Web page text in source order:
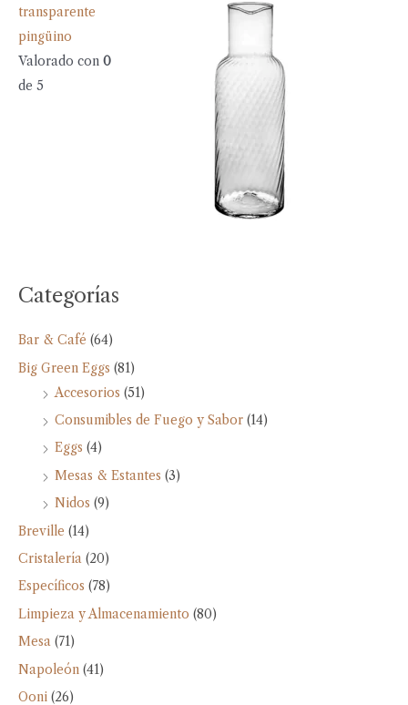
transparente
pingüino
Valorado con 0
de 5
Categorías
Bar & Café (64)
Big Green Eggs (81)
Accesorios (51)
Consumibles de Fuego y Sabor (14)
Eggs (4)
Mesas & Estantes (3)
Nidos (9)
Breville (14)
Cristalería (20)
Específicos (78)
Limpieza y Almacenamiento (80)
Mesa (71)
Napoleón (41)
Ooni (26)